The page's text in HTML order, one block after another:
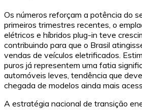
Os números reforçam a potência do
primeiros trimestres recentes, o
elétricos e híbridos plug-in teve
contribuindo para que o Brasil
vendas de veículos eletrificados.
puros já representem uma fatia
automóveis leves, tendência que
chegada de modelos ainda mais
A estratégia nacional de transição